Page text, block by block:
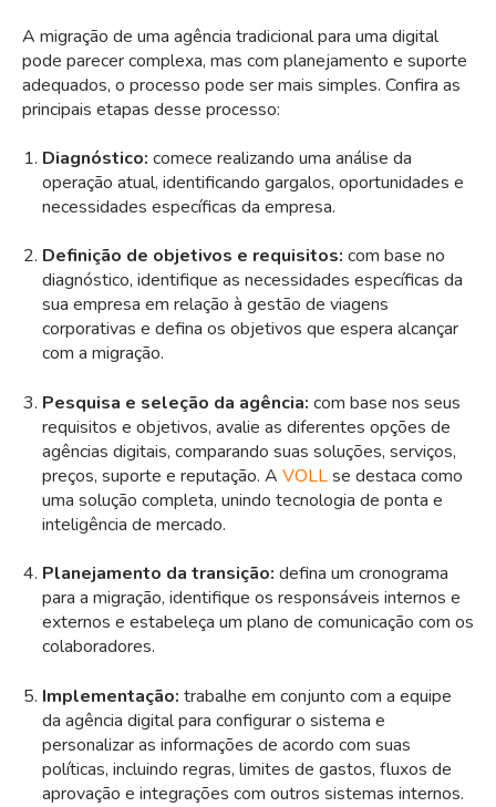
A migração de uma agência tradicional para uma digital
pode parecer complexa, mas com planejamento e suporte
adequados, o processo pode ser mais simples. Confira as
principais etapas desse processo:
Diagnóstico: comece realizando uma análise da
operação atual, identificando gargalos, oportunidades e
necessidades específicas da empresa.
Definição de objetivos e requisitos: com base no
diagnóstico, identifique as necessidades específicas da
sua empresa em relação à gestão de viagens
corporativas e defina os objetivos que espera alcançar
com a migração.
Pesquisa e seleção da agência: com base nos seus
requisitos e objetivos, avalie as diferentes opções de
agências digitais, comparando suas soluções, serviços,
preços, suporte e reputação. A VOLLse destaca como
uma solução completa, unindo tecnologia de ponta e
inteligência de mercado.
Planejamento da transição: defina um cronograma
para a migração, identifique os responsáveis internos e
externos e estabeleça um plano de comunicação com os
colaboradores.
Implementação: trabalhe em conjunto com a equipe
da agência digital para configurar o sistema e
personalizar as informações de acordo com suas
políticas, incluindo regras, limites de gastos, fluxos de
aprovação e integrações com outros sistemas internos.